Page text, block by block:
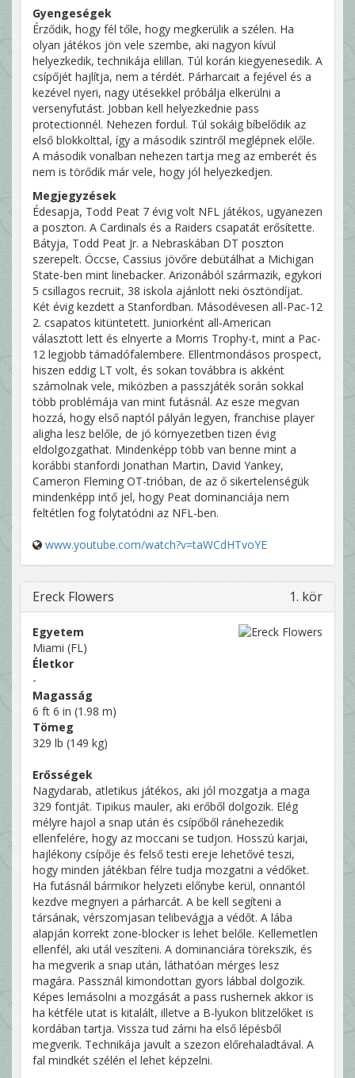
Gyengeségek
Érződik, hogy fél tőle, hogy megkerülik a szélen. Ha
olyan játékos jön vele szembe, aki nagyon kívül
helyezkedik, technikája elillan. Túl korán kiegyenesedik. A
csípőjét hajlítja, nem a térdét. Párharcait a fejével és a
kezével nyeri, nagy ütésekkel próbálja elkerülni a
versenyfutást. Jobban kell helyezkednie pass
protectionnél. Nehezen fordul. Túl sokáig bíbelődik az
első blokkolttal, így a második szintről meglépnek előle.
A második vonalban nehezen tartja meg az emberét és
nem is törődik már vele, hogy jól helyezkedjen.
Megjegyzések
Édesapja, Todd Peat 7 évig volt NFL játékos, ugyanezen
a poszton. A Cardinals és a Raiders csapatát erősítette.
Bátyja, Todd Peat Jr. a Nebraskában DT poszton
szerepelt. Öccse, Cassius jövőre debütálhat a Michigan
State-ben mint linebacker. Arizonából származik, egykori
5 csillagos recruit, 38 iskola ajánlott neki ösztöndíjat.
Két évig kezdett a Stanfordban. Másodévesen all-Pac-12
2. csapatos kitüntetett. Juniorként all-American
választott lett és elnyerte a Morris Trophy-t, mint a Pac-
12 legjobb támadófalembere. Ellentmondásos prospect,
hiszen eddig LT volt, és sokan továbbra is akként
számolnak vele, miközben a passzjáték során sokkal
több problémája van mint futásnál. Az esze megvan
hozzá, hogy első naptól pályán legyen, franchise player
aligha lesz belőle, de jó környezetben tizen évig
eldolgozgathat. Mindenképp több van benne mint a
korábbi stanfordi Jonathan Martin, David Yankey,
Cameron Fleming OT-trióban, de az ő sikertelenségük
mindenképp intő jel, hogy Peat dominanciája nem
feltétlen fog folytatódni az NFL-ben.
www.youtube.com/watch?v=taWCdHTvoYE
Ereck Flowers 1. kör
Egyetem
Miami (FL)
Életkor
-
Magasság
6 ft 6 in (1.98 m)
Tömeg
329 lb (149 kg)
Erősségek
Nagydarab, atletikus játékos, aki jól mozgatja a maga
329 fontját. Tipikus mauler, aki erőből dolgozik. Elég
mélyre hajol a snap után és csípőből ránehezedik
ellenfelére, hogy az moccani se tudjon. Hosszú karjai,
hajlékony csípője és felső testi ereje lehetővé teszi,
hogy minden játékban félre tudja mozgatni a védőket.
Ha futásnál bármikor helyzeti előnybe kerül, onnantól
kezdve megnyeri a párharcát. A be kell segíteni a
társának, vérszomjasan telibevágja a védőt. A lába
alapján korrekt zone-blocker is lehet belőle. Kellemetlen
ellenfél, aki utál veszíteni. A dominanciára törekszik, és
ha megverik a snap után, láthatóan mérges lesz
magára. Passznál kimondottan gyors lábbal dolgozik.
Képes lemásolni a mozgását a pass rushernek akkor is
ha kétféle utat is kitalált, illetve a B-lyukon blitzelőket is
kordában tartja. Vissza tud zárni ha első lépésből
megverik. Technikája javult a szezon előrehaladtával. A
fal mindkét szélén el lehet képzelni.